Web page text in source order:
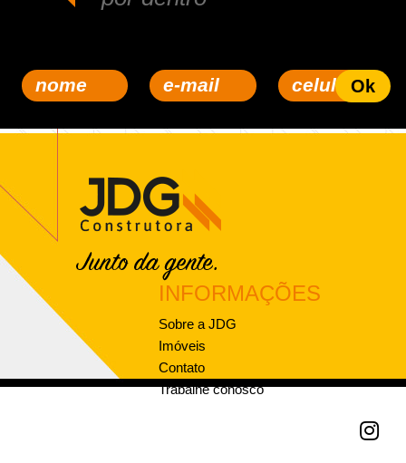
INFORMAÇÕES
Sobre a JDG
Imóveis
Contato
Trabalhe conosco